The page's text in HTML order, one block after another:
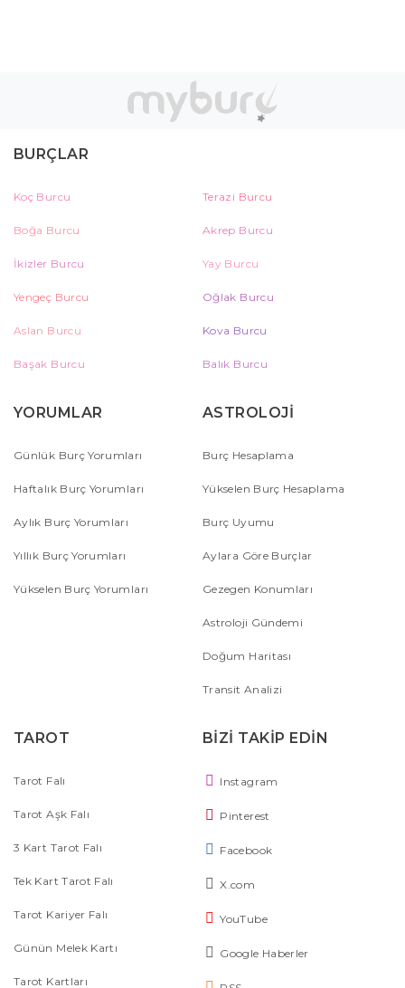
BURÇLAR
Koç Burcu Terazi Burcu
Boğa Burcu Akrep Burcu
İkizler Burcu Yay Burcu
Yengeç Burcu Oğlak Burcu
Aslan Burcu Kova Burcu
Başak Burcu Balık Burcu
YORUMLAR
Günlük Burç Yorumları
Haftalık Burç Yorumları
Aylık Burç Yorumları
Yıllık Burç Yorumları
Yükselen Burç Yorumları
ASTROLOJİ
Burç Hesaplama
Yükselen Burç Hesaplama
Burç Uyumu
Aylara Göre Burçlar
Gezegen Konumları
Astroloji Gündemi
Doğum Haritası
Transit Analizi
TAROT
Tarot Falı
Tarot Aşk Falı
3 Kart Tarot Falı
Tek Kart Tarot Falı
Tarot Kariyer Falı
Günün Melek Kartı
Tarot Kartları
BİZİ TAKİP EDİN
Instagram
Pinterest
Facebook
X.com
YouTube
Google Haberler